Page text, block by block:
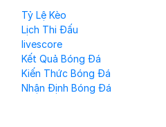
Tỷ Lệ Kèo
Lịch Thi Đấu
livescore
Kết Quả Bóng Đá
Kiến Thức Bóng Đá
Nhận Định Bóng Đá